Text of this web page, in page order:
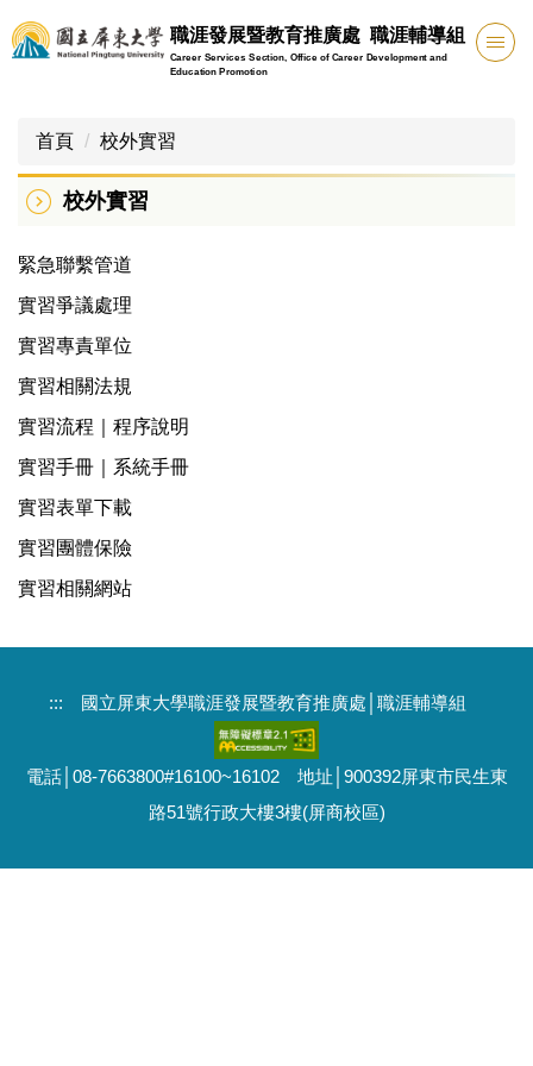
跳
到
區
職涯發展暨教育推廣處 職涯輔導組
Career Services Section, Office of Career Development and
Education Promotion
首頁 校外實習
校外實習
緊急聯繫管道
實習爭議處理
實習專責單位
實習相關法規
實習流程｜程序說明
實習手冊｜系統手冊
實習表單下載
實習團體保險
實習相關網站
::: 國立屏東大學職涯發展暨教育推廣處│職涯輔導組
電話│08-7663800#16100~16102 地址│900392屏東市民生東
路51號行政大樓3樓(屏商校區)